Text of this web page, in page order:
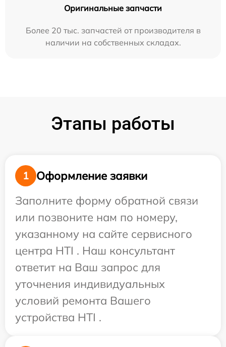
Оригинальные запчасти
Более 20 тыс. запчастей от производителя в
наличии на собственных складах.
Этапы работы
1
Оформление заявки
Заполните форму обратной связи
или позвоните нам по номеру,
указанному на сайте сервисного
центра HTI . Наш консультант
ответит на Ваш запрос для
уточнения индивидуальных
условий ремонта Вашего
устройства HTI .